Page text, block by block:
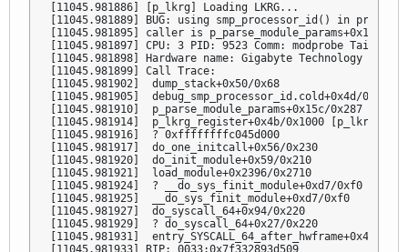
[11045.981886] [p_lkrg] Loading LKRG...
[11045.981889] BUG: using smp_processor_id() in
[11045.981895] caller is p_parse_module_params+0x15c/
[11045.981897] CPU: 3 PID: 9523 Comm: modprobe
[11045.981898] Hardware name: Gigabyte Technology Co.,
[11045.981899] Call Trace:
[11045.981902]  dump_stack+0x50/0x68
[11045.981905]  debug_smp_processor_id.cold+0x4d/0x52
[11045.981910]  p_parse_module_params+0x15c/0x287
[11045.981914]  p_lkrg_register+0x4b/0x1000 [p_lkrg]
[11045.981916]  ? 0xffffffffc045d000
[11045.981917]  do_one_initcall+0x56/0x230
[11045.981920]  do_init_module+0x59/0x210
[11045.981921]  load_module+0x2396/0x2710
[11045.981924]  ? __do_sys_finit_module+0xd7/0xf0
[11045.981925]  __do_sys_finit_module+0xd7/0xf0
[11045.981927]  do_syscall_64+0x94/0x220
[11045.981929]  ? do_syscall_64+0x27/0x220
[11045.981931]  entry_SYSCALL_64_after_hwframe+0x44/0xa9
[11045.981933] RIP: 0033:0x7f332893d509